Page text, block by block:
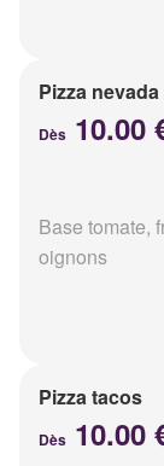
Pizza nevada
Dès 10.00
Base tomate,
oignons
Pizza tacos
Dès 10.00